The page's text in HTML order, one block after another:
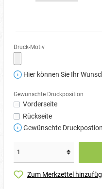
Druck-Motiv
Hier können Sie Ihr
Gewünschte Druckposition
Vorderseite
Rückseite
Gewünschte
Zum Merkzettel